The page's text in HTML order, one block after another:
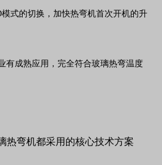
式的切换，加快热弯机首次开机的升
有成熟应用，完全符合玻璃热弯温度